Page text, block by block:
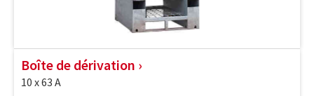
Boîte de dérivation
10 x 63 A